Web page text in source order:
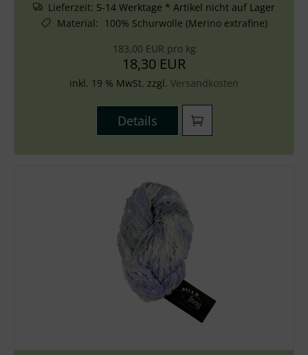
Lieferzeit: 5-14 Werktage * Artikel nicht auf Lager
Material: 100% Schurwolle (Merino extrafine)
183,00 EUR pro kg
18,30 EUR
inkl. 19 % MwSt. zzgl. Versandkosten
Details